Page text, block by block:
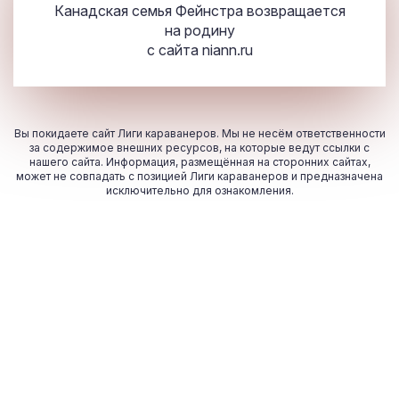
Канадская семья Фейнстра возвращается
на родину
с сайта niann.ru
Вы покидаете сайт Лиги караванеров. Мы не несём ответственности
за содержимое внешних ресурсов, на которые ведут ссылки с
нашего сайта. Информация, размещённая на сторонних сайтах,
может не совпадать с позицией Лиги караванеров и предназначена
исключительно для ознакомления.